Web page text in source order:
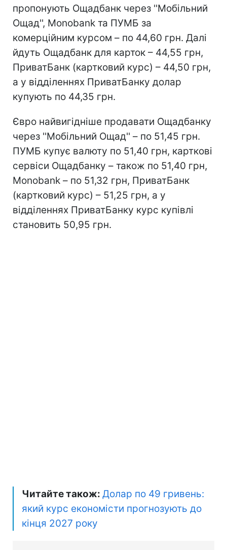
пропонують Ощадбанк через ''Мобільний
Ощад'', Monobank та ПУМБ за
комерційним курсом – по 44,60 грн. Далі
йдуть Ощадбанк для карток – 44,55 грн,
ПриватБанк (картковий курс) – 44,50 грн,
а у відділеннях ПриватБанку долар
купують по 44,35 грн.
Євро найвигідніше продавати Ощадбанку
через ''Мобільний Ощад'' – по 51,45 грн.
ПУМБ купує валюту по 51,40 грн, карткові
сервіси Ощадбанку – також по 51,40 грн,
Monobank – по 51,32 грн, ПриватБанк
(картковий курс) – 51,25 грн, а у
відділеннях ПриватБанку курс купівлі
становить 50,95 грн.
Читайте також: Долар по 49 гривень:
який курс економісти прогнозують до
кінця 2027 року